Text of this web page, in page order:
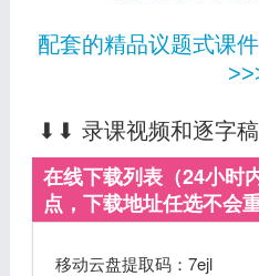
配套的精品议题式课
⬇⬇ 录课视频和逐字
在线下载列表（24小时
点，下载地址任选不会
移动云盘提取码：7ejl